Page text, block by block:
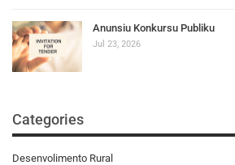
Anunsiu Konkursu Publiku
Jul 23, 2026
Categories
Desenvolimento Rural